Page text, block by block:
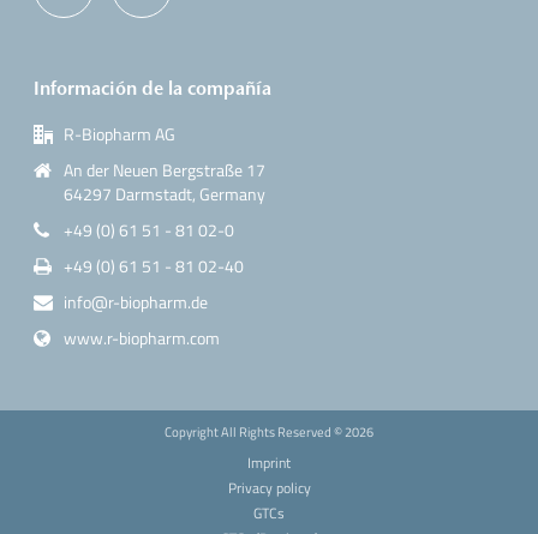
Información de la compañía
R-Biopharm AG
An der Neuen Bergstraße 17
64297 Darmstadt, Germany
+49 (0) 61 51 - 81 02-0
+49 (0) 61 51 - 81 02-40
info@r-biopharm.de
www.r-biopharm.com
Copyright All Rights Reserved ©2026
Imprint
Privacy policy
GTCs